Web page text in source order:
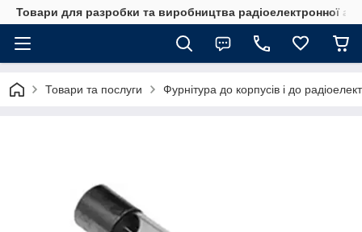
Товари для разробки та виробництва радіоелектронної
Товари та послуги Фурнітура до корпусів і до